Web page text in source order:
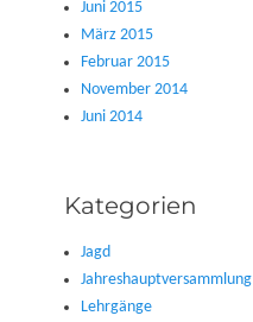
Juni 2015
März 2015
Februar 2015
November 2014
Juni 2014
Kategorien
Jagd
Jahreshauptversammlung
Lehrgänge